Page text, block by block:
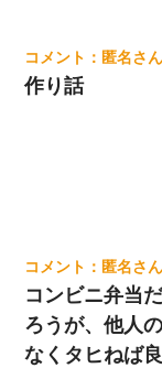
匿名
作り話
匿名
コンビニ弁当
ろうが、他人
なくタヒねば